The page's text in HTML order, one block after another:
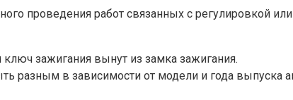
проведения работ связанных с регулировкой
зажигания вынут из замка зажигания.
разным в зависимости от модели и года выпуска